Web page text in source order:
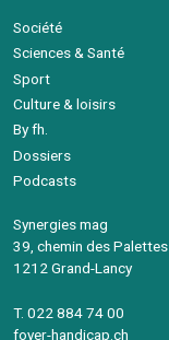
Société
Sciences & Santé
Sport
Culture & loisirs
By fh.
Dossiers
Podcasts
Synergies mag
39, chemin des Palettes
1212 Grand-Lancy
T. 022 884 74 00
foyer-handicap.ch